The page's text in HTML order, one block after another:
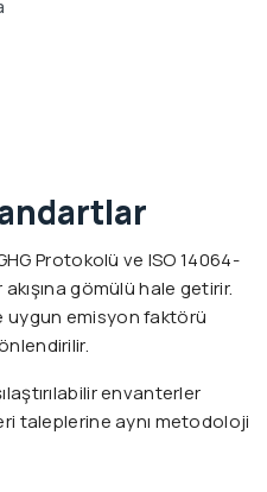
Protokolü ve ISO 14064-
gömülü hale getirir.
uygun emisyon faktörü
envanterler
taleplerine aynı metodoloji